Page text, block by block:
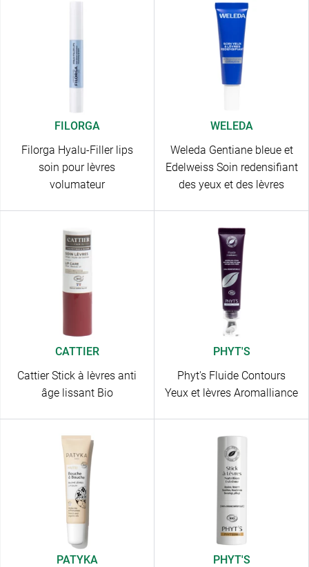
FILORGA
Filorga Hyalu-Filler lips
soin pour lèvres
volumateur
WELEDA
Weleda Gentiane bleue et
Edelweiss Soin redensifiant
des yeux et des lèvres
CATTIER
Cattier Stick à lèvres anti
âge lissant Bio
PHYT'S
Phyt's Fluide Contours
Yeux et lèvres Aromalliance
PATYKA
PHYT'S